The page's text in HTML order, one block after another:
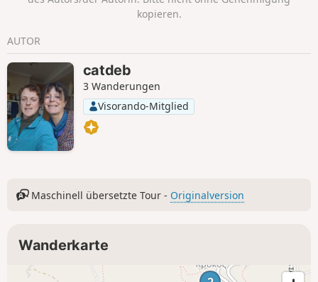
kopieren.
AUTOR
catdeb
3 Wanderungen
Visorando-Mitglied
Maschinell übersetzte Tour - Originalversion
Wanderkarte